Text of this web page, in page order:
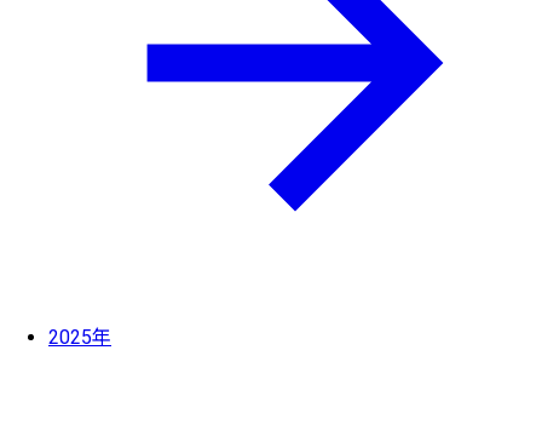
2025年